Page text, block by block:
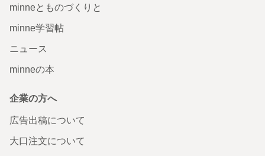
minneとものづくりと
minne学習帖
ニュース
minneの本
企業の方へ
広告出稿について
大口注文について